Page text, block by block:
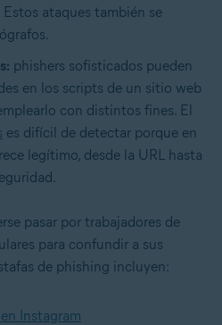
ataques también se
phishers sofisticados pueden
en los scripts de un sitio web
con distintos fines. El
es difícil de detectar porque en
legítimo, desde la URL hasta
pasar por trabajadores de
para confundir a sus
de phishing incluyen:
Instagram